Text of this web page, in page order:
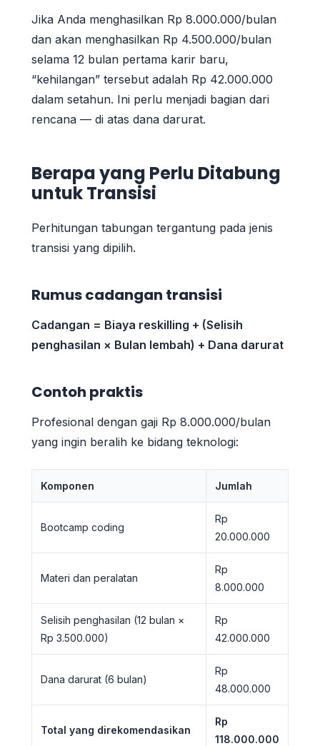
Jika Anda menghasilkan Rp 8.000.000/bulan
dan akan menghasilkan Rp 4.500.000/bulan
selama 12 bulan pertama karir baru,
“kehilangan” tersebut adalah Rp 42.000.000
dalam setahun. Ini perlu menjadi bagian dari
rencana — di atas dana darurat.
Berapa yang Perlu Ditabung
untuk Transisi
Perhitungan tabungan tergantung pada jenis
transisi yang dipilih.
Rumus cadangan transisi
Cadangan = Biaya reskilling + (Selisih
penghasilan × Bulan lembah) + Dana darurat
Contoh praktis
Profesional dengan gaji Rp 8.000.000/bulan
yang ingin beralih ke bidang teknologi:
Komponen Jumlah
Bootcamp coding
Rp
20.000.000
Materi dan peralatan
Rp
8.000.000
Selisih penghasilan (12 bulan ×
Rp 3.500.000)
Rp
42.000.000
Dana darurat (6 bulan)
Rp
48.000.000
Total yang direkomendasikan
Rp
118.000.000